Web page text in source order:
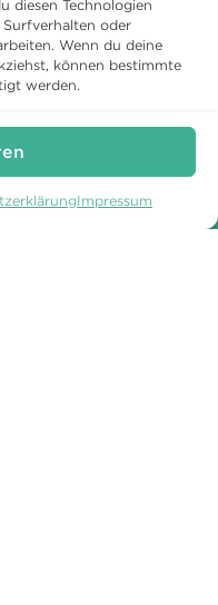
diesen Technologien
oder
Wenn du deine
können bestimmte
werden.
Impressum
buchen und sparen.